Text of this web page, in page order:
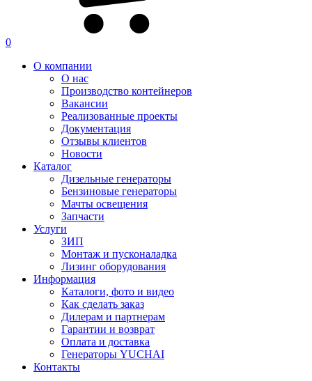
0
О компании
О нас
Производство контейнеров
Вакансии
Реализованные проекты
Документация
Отзывы клиентов
Новости
Каталог
Дизельные генераторы
Бензиновые генераторы
Мачты освещения
Запчасти
Услуги
ЗИП
Монтаж и пусконаладка
Лизинг оборудования
Информация
Каталоги, фото и видео
Как сделать заказ
Дилерам и партнерам
Гарантии и возврат
Оплата и доставка
Генераторы YUCHAI
Контакты